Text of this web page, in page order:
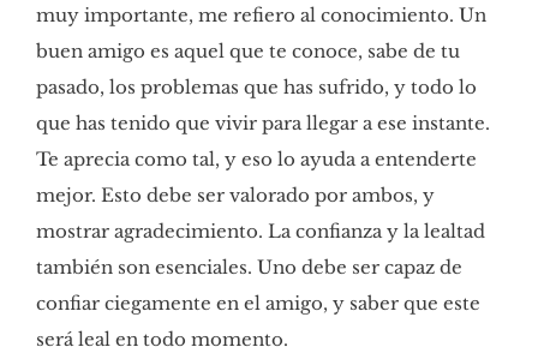
muy importante, me refiero al conocimiento. Un
buen amigo es aquel que te conoce, sabe de tu
pasado, los problemas que has sufrido, y todo lo
que has tenido que vivir para llegar a ese instante.
Te aprecia como tal, y eso lo ayuda a entenderte
mejor. Esto debe ser valorado por ambos, y
mostrar agradecimiento. La confianza y la lealtad
también son esenciales. Uno debe ser capaz de
confiar ciegamente en el amigo, y saber que este
será leal en todo momento.